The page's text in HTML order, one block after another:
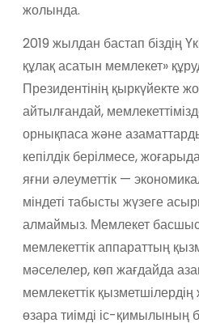
жолында.
2019 жылдан бастап біздің
құлақ асатын мемлекет»
Президентінің қыркүйекте
айтылғандай,
орнықпаса және
кепілдік берілмесе,
яғни әлеуметтік —
міндеті табысты жүзеге
алмаймыз. Мемлекет
мемлекеттік аппараттың
мәселелер, көп жағдайда
мемлекеттік қызметшілердің
өзара тиімді іс-